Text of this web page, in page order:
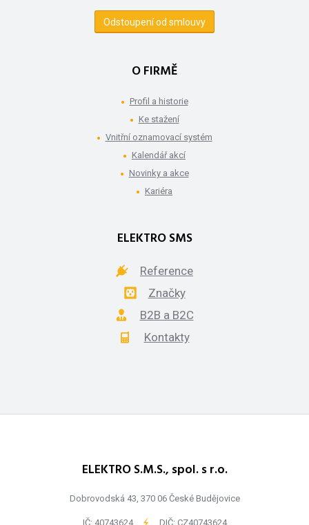
Odstoupení od smlouvy
O FIRMĚ
Profil a historie
Ke stažení
Vnitřní oznamovací systém
Kalendář akcí
Novinky a akce
Kariéra
ELEKTRO SMS
Reference
Značky
B2B a B2C
Kontakty
ELEKTRO S.M.S., spol. s r.o.
Dobrovodská 43, 370 06 České Budějovice
IČ: 40743624 - DIČ: CZ40743624